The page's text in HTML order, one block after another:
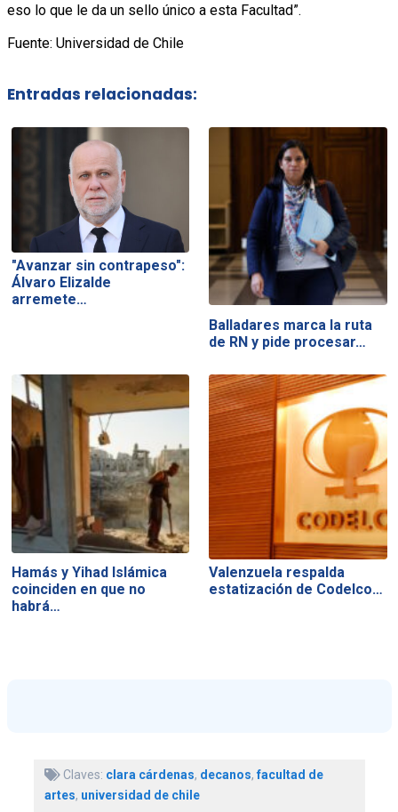
eso lo que le da un sello único a esta Facultad”.
Fuente: Universidad de Chile
Entradas relacionadas:
"Avanzar sin contrapeso":
Álvaro Elizalde
arremete…
Balladares marca la ruta
de RN y pide procesar…
Hamás y Yihad Islámica
coinciden en que no
habrá…
Valenzuela respalda
estatización de Codelco…
Claves: clara cárdenas, decanos,facultad de
artes, universidad de chile